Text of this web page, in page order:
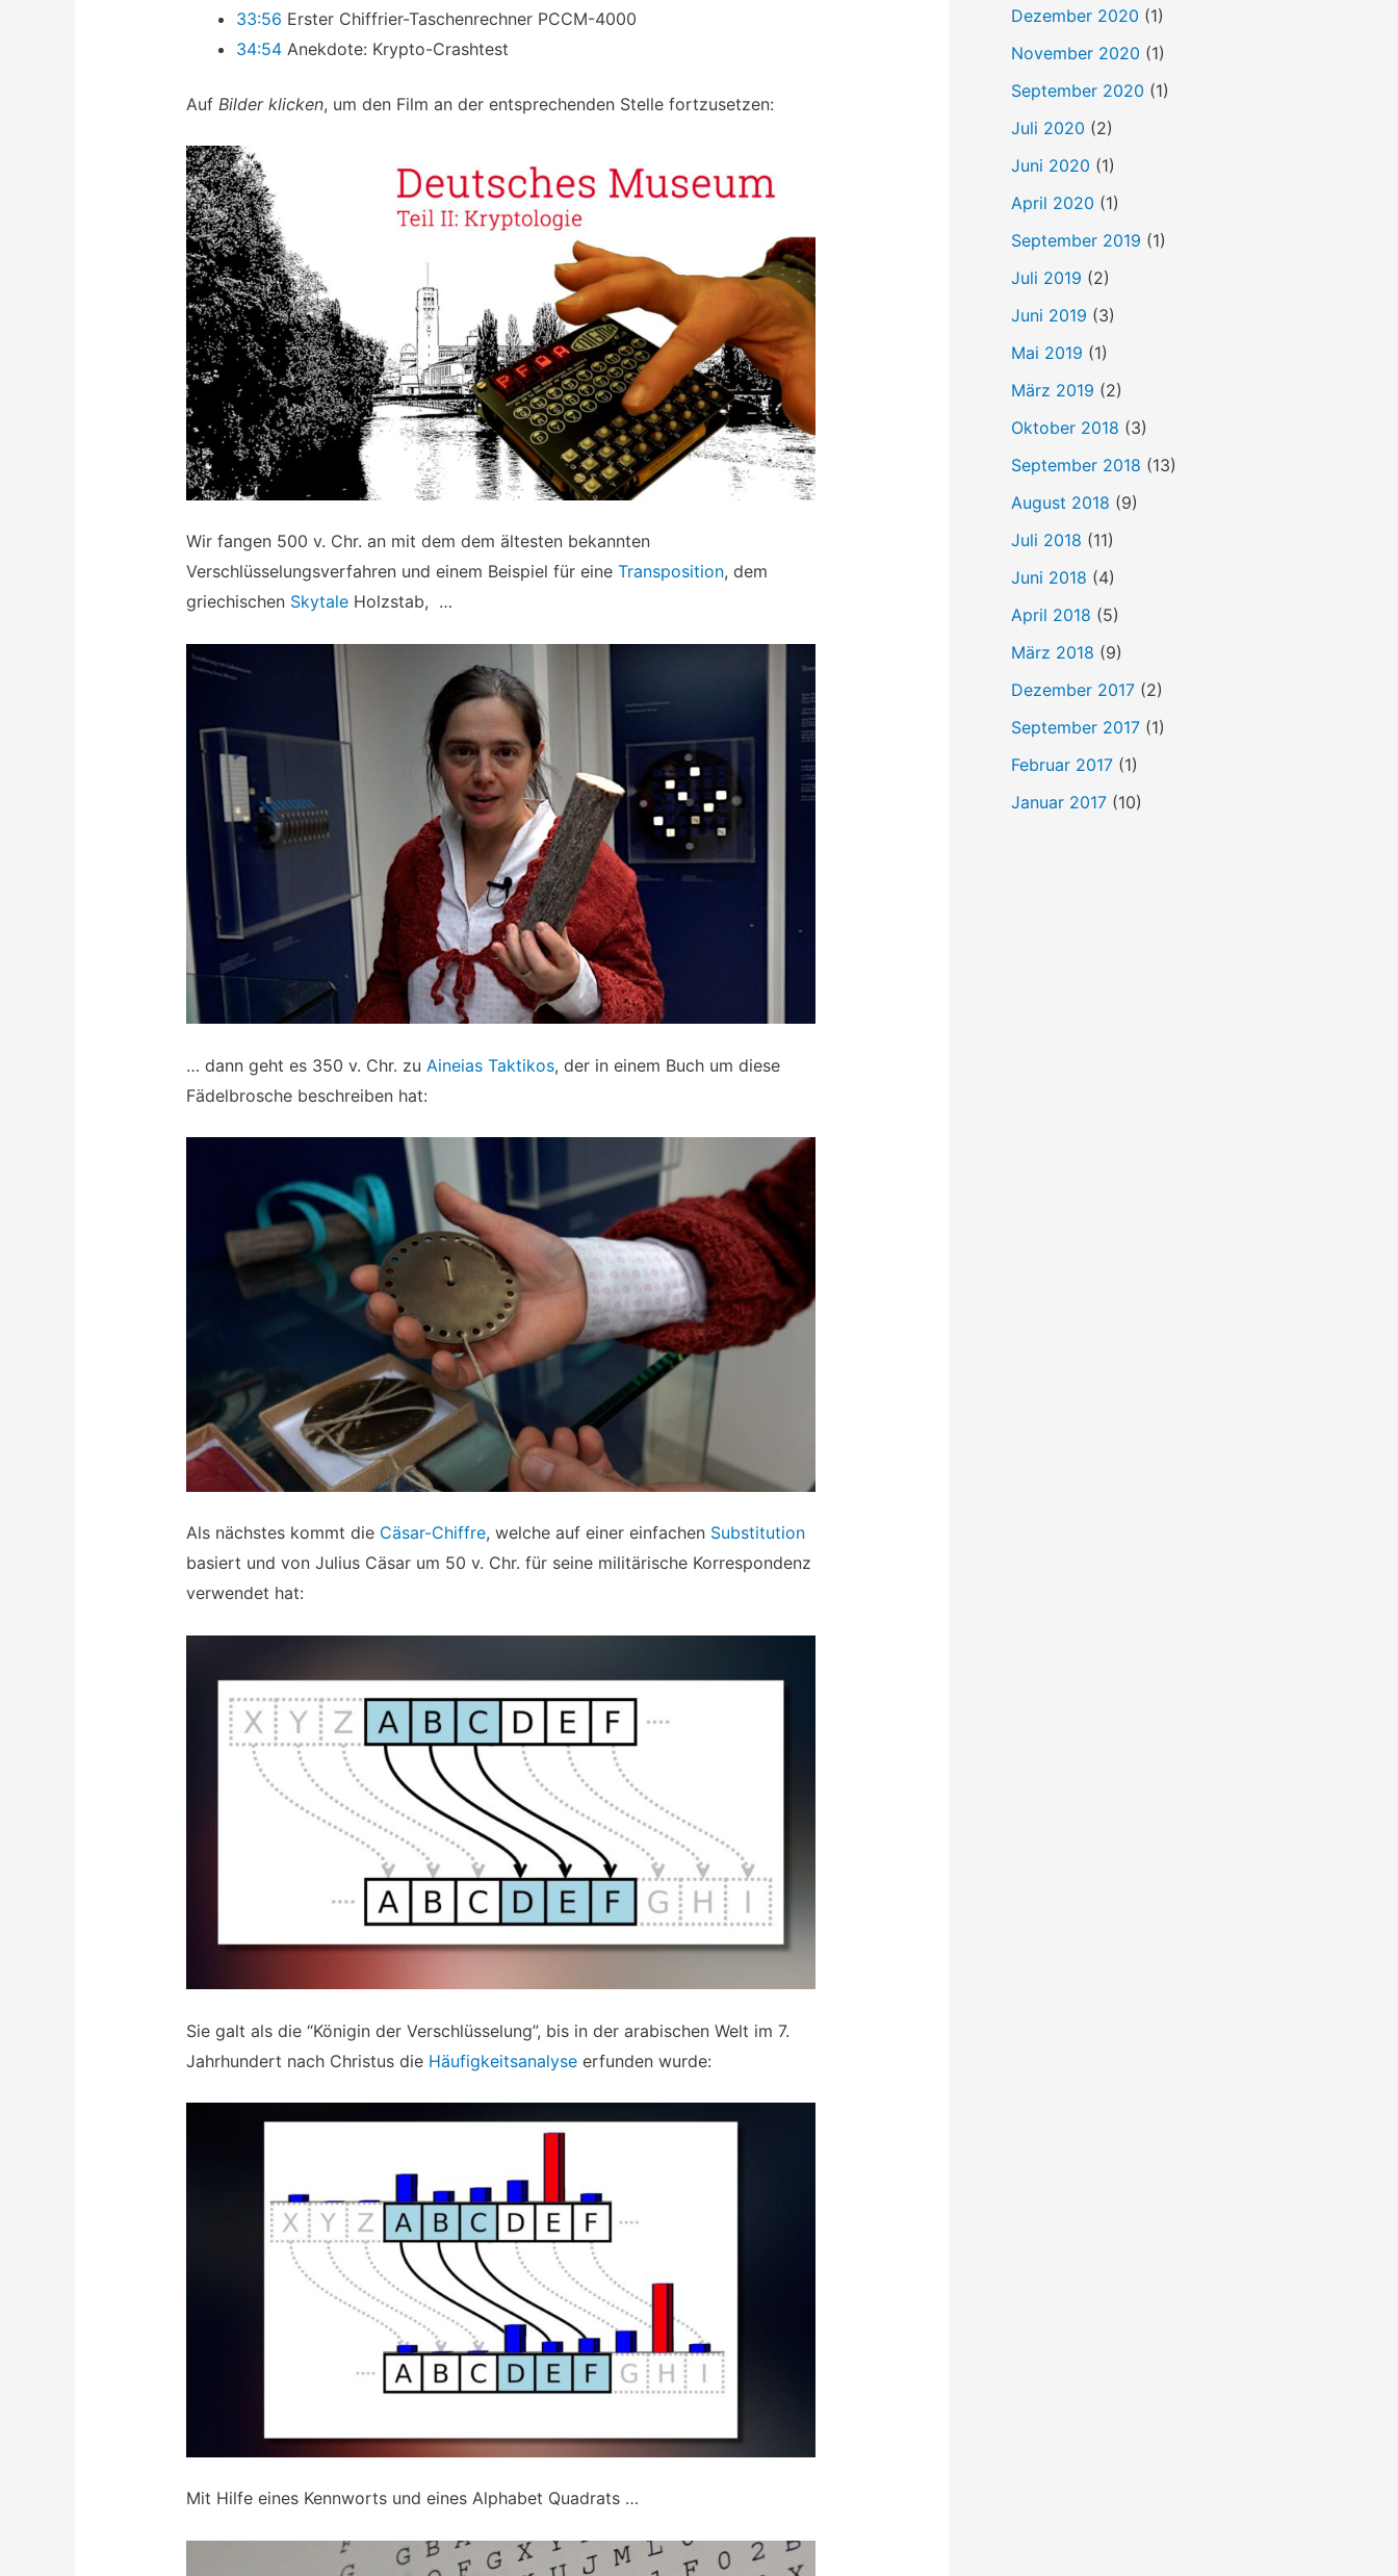
33:56 Erster Chiffrier-Taschenrechner PCCM-4000
34:54Anekdote: Krypto-Crashtest
Auf Bilder klicken, um den Film an der entsprechenden Stelle fortzusetzen:
Wir fangen 500 v. Chr. an mit dem dem ältesten bekannten
Verschlüsselungsverfahren und einem Beispiel für eine Transposition, dem
griechischen SkytaleHolzstab, …
… dann geht es 350 v. Chr. zu Aineias Taktikos, der in einem Buch um diese
Fädelbrosche beschreiben hat:
Als nächstes kommt die Cäsar-Chiffre, welche auf einer einfachen Substitution
basiert und von Julius Cäsar um 50 v. Chr. für seine militärische Korrespondenz
verwendet hat:
Sie galt als die “Königin der Verschlüsselung”, bis in der arabischen Welt im 7.
Jahrhundert nach Christus die Häufigkeitsanalyseerfunden wurde:
Mit Hilfe eines Kennworts und eines Alphabet Quadrats …
Dezember 2020 (1)
November 2020 (1)
September 2020 (1)
Juli 2020 (2)
Juni 2020 (1)
April 2020 (1)
September 2019 (1)
Juli 2019 (2)
Juni 2019 (3)
Mai 2019 (1)
März 2019 (2)
Oktober 2018 (3)
September 2018 (13)
August 2018 (9)
Juli 2018 (11)
Juni 2018 (4)
April 2018 (5)
März 2018 (9)
Dezember 2017 (2)
September 2017 (1)
Februar 2017 (1)
Januar 2017 (10)